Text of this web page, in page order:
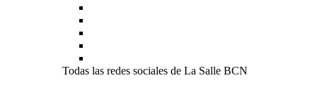
Todas las redes sociales de La Salle BCN